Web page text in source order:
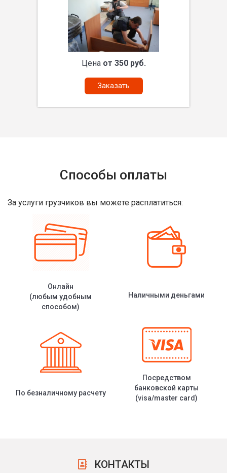
Цена от 350 руб.
Заказать
Способы оплаты
За услуги грузчиков вы можете расплатиться:
Онлайн
(любым удобным
способом)
Наличными деньгами
По безналичному расчету
Посредством
банковской карты
(visa/master card)
КОНТАКТЫ